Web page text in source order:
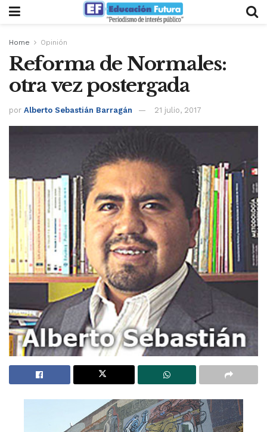
Home Opinión
Reforma de Normales:
otra vez postergada
por Alberto Sebastián Barragán 21 julio, 2017